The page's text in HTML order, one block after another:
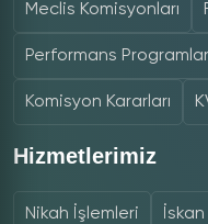
Meclis Komisyonları
Performans
Komisyon Kararları
Hizmetlerimiz
Nikah İşlemleri